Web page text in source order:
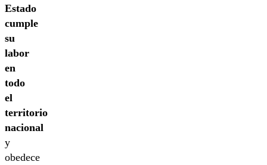
Estado
cumple
su
labor
en
todo
el
territorio
nacional
y
obedece